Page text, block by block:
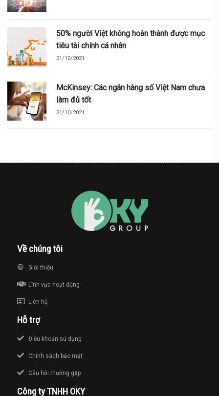
50% người Việt không hoàn thành được mục
tiêu tài chính cá nhân
21/10/2021
McKinsey: Các ngân hàng số Việt Nam chưa
làm đủ tốt
21/10/2021
Về chúng tôi
Giới thiệu
Lĩnh vực hoạt động
Liên hệ
Hỗ trợ
Điều khoản sử dụng
Chính sách bảo mật
Câu hỏi thường gặp
Công ty TNHH OKY